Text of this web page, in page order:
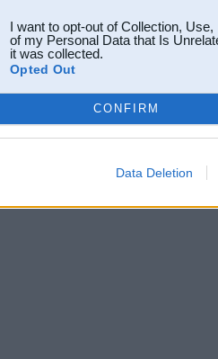
I want to opt-out of Collection,
of my Personal Data that Is
it was collected.
Opted Out
CONFIRM
Data Deletion